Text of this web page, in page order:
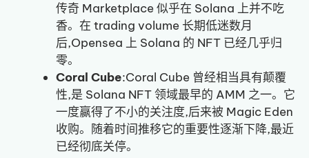
传奇 Marketplace 似乎在 Solana 上并不吃
香。在 trading volume 长期低迷数月
后,Opensea 上 Solana 的 NFT 已经几乎归
零。
Coral Cube:Coral Cube 曾经相当具有颠覆
性,是 Solana NFT 领域最早的 AMM 之一。它
一度赢得了不小的关注度,后来被 Magic Eden
收购。随着时间推移它的重要性逐渐下降,最近
已经彻底关停。